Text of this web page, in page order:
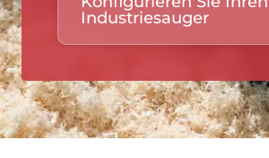
Industriesauger